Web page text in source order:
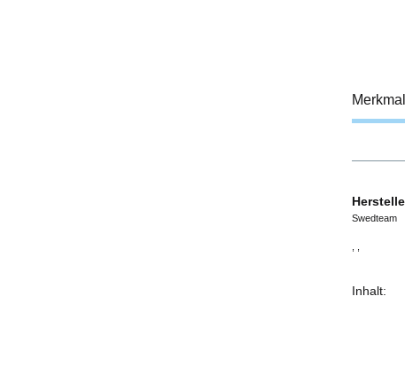
Swedteam
Inhalt: